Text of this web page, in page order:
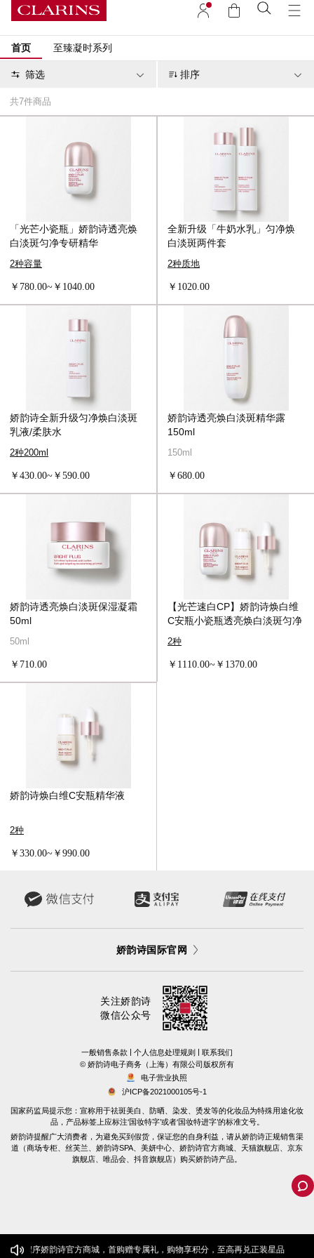
首页 至臻凝时系列
筛选 排序
共7件商品
「光芒小瓷瓶」娇韵诗透亮焕
白淡斑匀净专研精华
2种容量
￥780.00~￥1040.00
全新升级「牛奶水乳」匀净焕
白淡斑两件套
2种质地
￥1020.00
娇韵诗全新升级匀净焕白淡斑
乳液/柔肤水
2种200ml
￥430.00~￥590.00
娇韵诗透亮焕白淡斑精华露
150ml
150ml
￥680.00
娇韵诗透亮焕白淡斑保湿凝霜
50ml
50ml
￥710.00
【光芒速白CP】娇韵诗焕白维
C安瓶小瓷瓶透亮焕白淡斑匀净
专研精华
2种
￥1110.00~￥1370.00
娇韵诗焕白维C安瓶精华液
2种
￥330.00~￥990.00
娇韵诗国际官网
关注娇韵诗
微信公众号
一般销售条款 | 个人信息处理规则 | 联系我们
©️ 娇韵诗电子商务（上海）有限公司版权所有
电子营业执照
沪ICP备2021000105号-1
国家药监局提示您：宣称用于祛斑美白、防晒、染发、烫发等的化妆品为特殊用途化妆
品，产品标签上应标注‘国妆特字’或者‘国妆特进字’的标准文号。
娇韵诗提醒广大消费者，为避免买到假货，保证您的自身利益，请从娇韵诗正规销售渠
道（商场专柜、丝芙兰、娇韵诗SPA、美妍中心、娇韵诗官方商城、天猫旗舰店、京东
旗舰店、唯品会、抖音旗舰店）购买娇韵诗产品。
小程序娇韵诗官方商城，首购赠专属礼，购物享积分，至高再兑正装星品